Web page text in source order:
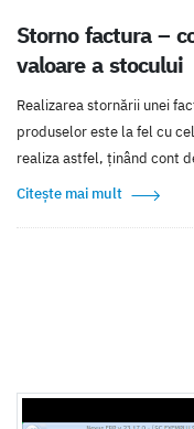
Storno factura –
valoare a stocului
Realizarea stornării unei
produselor este la fel cu
realiza astfel, ținând cont
Citește mai mult